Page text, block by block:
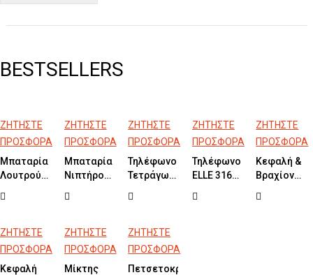
BESTSELLERS
ΖΗΤΗΣΤΕ
ΠΡΟΣΦΟΡΑ
Μπαταρία
Λουτρού
CYRCUS
Antique
Brushed
ΖΗΤΗΣΤΕ
ΠΡΟΣΦΟΡΑ
Μπαταρία
Νιπτήρος
3 οπών
Black Matt
ΖΗΤΗΣΤΕ
ΠΡΟΣΦΟΡΑ
Τηλέφωνο
Τετράγωνο
ΖΗΤΗΣΤΕ
ΠΡΟΣΦΟΡΑ
Τηλέφωνο
ELLE 316
Brushed
ΖΗΤΗΣΤΕ
ΠΡΟΣΦΟΡΑ
Κεφαλή &
Βραχίονας
Τετράγωνη
ΖΗΤΗΣΤΕ
ΠΡΟΣΦΟΡΑ
Κεφαλή
ΖΗΤΗΣΤΕ
ΠΡΟΣΦΟΡΑ
Μίκτης
ΖΗΤΗΣΤΕ
ΠΡΟΣΦΟΡΑ
Πετσετοκρεμάστρα